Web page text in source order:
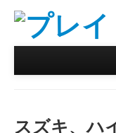
スズキ、ハ